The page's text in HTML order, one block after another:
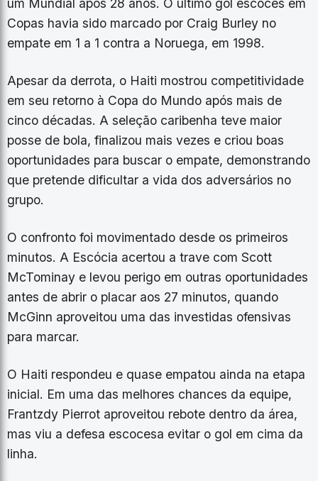
um Mundial após 28 anos. O último gol escocês em
Copas havia sido marcado por Craig Burley no
empate em 1 a 1 contra a Noruega, em 1998.
Apesar da derrota, o Haiti mostrou competitividade
em seu retorno à Copa do Mundo após mais de
cinco décadas. A seleção caribenha teve maior
posse de bola, finalizou mais vezes e criou boas
oportunidades para buscar o empate, demonstrando
que pretende dificultar a vida dos adversários no
grupo.
O confronto foi movimentado desde os primeiros
minutos. A Escócia acertou a trave com Scott
McTominay e levou perigo em outras oportunidades
antes de abrir o placar aos 27 minutos, quando
McGinn aproveitou uma das investidas ofensivas
para marcar.
O Haiti respondeu e quase empatou ainda na etapa
inicial. Em uma das melhores chances da equipe,
Frantzdy Pierrot aproveitou rebote dentro da área,
mas viu a defesa escocesa evitar o gol em cima da
linha.